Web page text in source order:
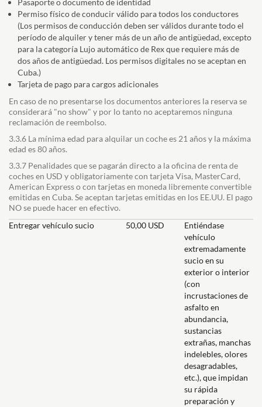
Pasaporte o documento de identidad
Permiso físico de conducir válido para todos los conductores
(Los permisos de conducción deben ser válidos durante todo el
período de alquiler y tener más de un año de antigüedad, excepto
para la categoría Lujo automático de Rex que requiere más de
dos años de antigüedad. Los permisos digitales no se aceptan en
Cuba.)
Tarjeta de pago para cargos adicionales
En caso de no presentarse los documentos anteriores la reserva se
considerará "no show" y por lo tanto no aceptaremos ninguna
reclamación de reembolso.
3.3.6 La mínima edad para alquilar un coche es 21 años y la máxima
edad es 80 años.
3.3.7 Penalidades que se pagarán directo a la oficina de renta de
coches en USD y obligatoriamente con tarjeta Visa, MasterCard,
American Express o con tarjetas en moneda libremente convertible
emitidas en Cuba. Se aceptan tarjetas emitidas en los EE.UU. El pago
NO se puede hacer en efectivo.
Entregar vehículo sucio
50,00 USD
Entiéndase
vehículo
extremadamente
sucio en su
exterior o interior
(con
incrustaciones de
asfalto en
abundancia,
sustancias
extrañas, manchas
indelebles, olores
desagradables,
etc.), que impidan
su rápida
preparación y